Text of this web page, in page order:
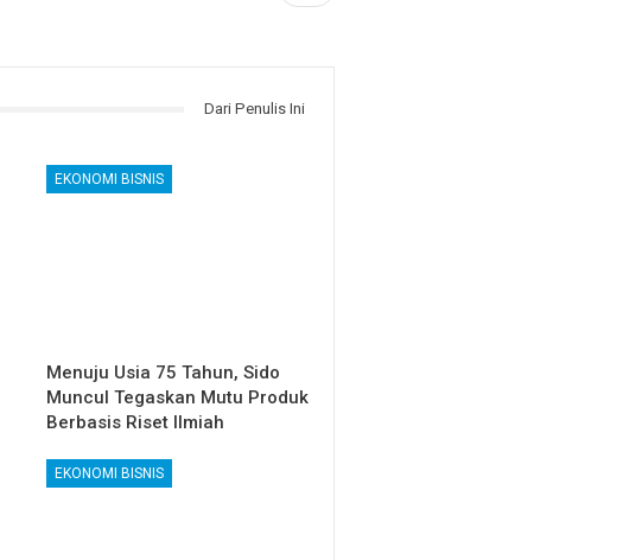
Dari Penulis Ini
EKONOMI BISNIS
Menuju Usia 75 Tahun, Sido
Muncul Tegaskan Mutu Produk
Berbasis Riset Ilmiah
EKONOMI BISNIS